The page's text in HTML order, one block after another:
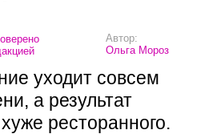
Автор:
Ольга Мороз
уходит совсем
а результат
ресторанного.